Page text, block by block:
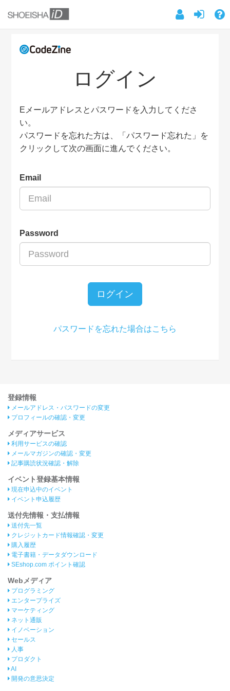
ログイン
Eメールアドレスとパスワードを入力してくださ
い。
パスワードを忘れた方は、「パスワード忘れた」を
クリックして次の画面に進んでください。
Email
Password
ログイン
パスワードを忘れた場合はこちら
登録情報
メールアドレス・パスワードの変更
プロフィールの確認・変更
メディアサービス
利用サービスの確認
メールマガジンの確認・変更
記事購読状況確認・解除
イベント登録基本情報
現在申込中のイベント
イベント申込履歴
送付先情報・支払情報
送付先一覧
クレジットカード情報確認・変更
購入履歴
電子書籍・データダウンロード
SEshop.com ポイント確認
Webメディア
プログラミング
エンタープライズ
マーケティング
ネット通販
イノベーション
セールス
人事
プロダクト
AI
開発の意思決定